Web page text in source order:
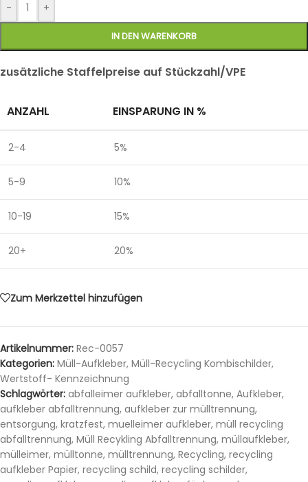
- +
IN DEN WARENKORB
zusätzliche Staffelpreise auf Stückzahl/VPE
ANZAHL EINSPARUNG IN %
2-4 5%
5-9 10%
10-19 15%
20+ 20%
Zum Merkzettel hinzufügen
Artikelnummer: Rec-0057
Kategorien: Müll-Aufkleber, Müll-Recycling Kombischilder,
Wertstoff- Kennzeichnung
Schlagwörter: abfalleimer aufkleber, abfalltonne, Aufkleber,
aufkleber abfalltrennung, aufkleber zur mülltrennung,
entsorgung, kratzfest, muelleimer aufkleber, müll recycling
abfalltrennung, Müll Recykling Abfalltrennung, müllaufkleber,
mülleimer, mülltonne, mülltrennung, Recycling, recycling
aufkleber Papier, recycling schild, recycling schilder,